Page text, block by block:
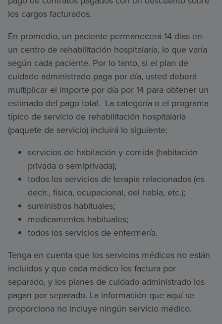
los cargos facturados.
En promedio, un paciente permanecerá 14 días en
un centro de rehabilitación hospitalaria, lo que varía
según cada paciente. Por lo tanto, si el plan de
cuidado administrado paga por día, usted deberá
multiplicar el importe por día por 14 para obtener un
estimado del pago total. La categoría o el programa
típico de servicio de rehabilitación hospitalaria
(paquete de servicio) incluirá lo siguiente:
servicios de habitación y comida (habitación
privada o semiprivada);
todos los servicios de terapia relacionados (es
decir., física, ocupacional, del habla, etc.);
suministros habituales;
medicamentos habituales;
todos los servicios de enfermería.
Tenga en cuenta que los servicios médicos no están
incluidos y que cada médico los factura por
separado, y los planes de cuidado administrado los
pagan por separado. La información que aquí se
proporciona no incluye ningún servicio médico.